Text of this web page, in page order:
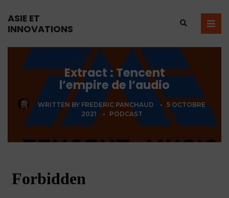
ASIE ET
INNOVATIONS
Extract : Tencent
l’empire de l’audio
WRITTEN BY FREDERIC PANCHAUD • 5 OCTOBRE
2021
• PODCAST